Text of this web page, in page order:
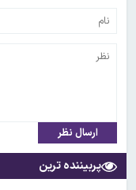
ارسال نظر
پربیننده ترین